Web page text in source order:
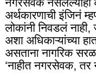
अर्थकारणाची इंजिनं
लोकांनी निवडलं नाही,
अशा अधिकाऱ्यांच्या
असताना नागरिक
‘नाहीत नगरसेवक, तर